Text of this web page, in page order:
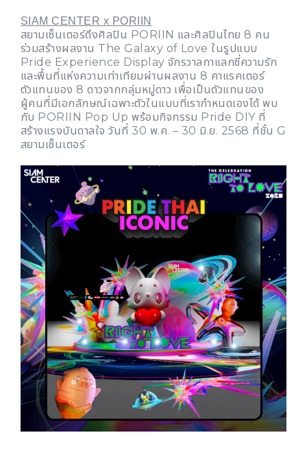
SIAM CENTER x PORIIN
สยามเซ็นเตอร์ดึงศิลปิน PORIIN และศิลปินไทย 8 คน
ร่วมสร้างผลงาน The Galaxy of Love ในรูปแบบ
Pride Experience Display จักรวาลกาแลกซี่ความรัก
และพื้นที่แห่งความเท่าเทียมผ่านผลงาน 8 คาแรคเตอร์
ตัวแทนของ 8 ดาวจากกลุ่มหมู่ดาว เพื่อเป็นตัวแทนของ
ผู้คนที่มีเอกลักษณ์เฉพาะตัวในแบบที่เรากำหนดเองได้ พบ
กับ PORIIN Pop Up พร้อมกิจกรรม Pride DIY ที่
สร้างแรงบันดาลใจ วันที่ 30 พ.ค. – 30 มิ.ย. 2568 ที่ชั้น G
สยามเซ็นเตอร์